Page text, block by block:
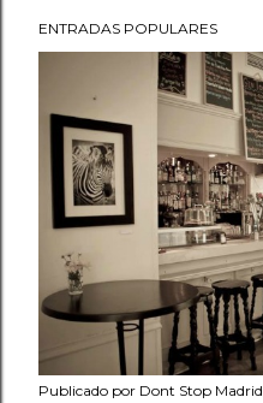
ENTRADAS POPULARES
Publicado por Dont Stop Madrid